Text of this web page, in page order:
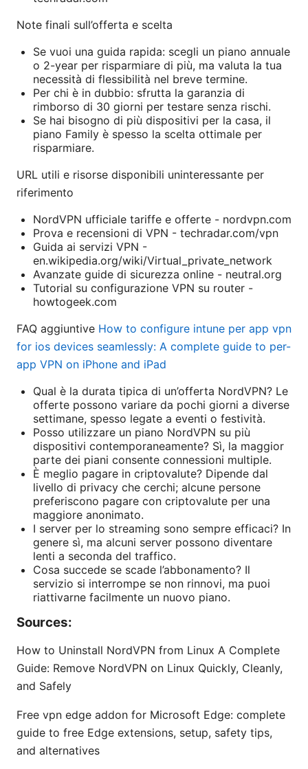
Note finali sull’offerta e scelta
Se vuoi una guida rapida: scegli un piano annuale
o 2-year per risparmiare di più, ma valuta la tua
necessità di flessibilità nel breve termine.
Per chi è in dubbio: sfrutta la garanzia di
rimborso di 30 giorni per testare senza rischi.
Se hai bisogno di più dispositivi per la casa, il
piano Family è spesso la scelta ottimale per
risparmiare.
URL utili e risorse disponibili uninteressante per
riferimento
NordVPN ufficiale tariffe e offerte - nordvpn.com
Prova e recensioni di VPN - techradar.com/vpn
Guida ai servizi VPN -
en.wikipedia.org/wiki/Virtual_private_network
Avanzate guide di sicurezza online - neutral.org
Tutorial su configurazione VPN su router -
howtogeek.com
FAQ aggiuntive How to configure intune per app vpn
for ios devices seamlessly: A complete guide to per-
app VPN on iPhone and iPad
Qual è la durata tipica di un’offerta NordVPN? Le
offerte possono variare da pochi giorni a diverse
settimane, spesso legate a eventi o festività.
Posso utilizzare un piano NordVPN su più
dispositivi contemporaneamente? Sì, la maggior
parte dei piani consente connessioni multiple.
È meglio pagare in criptovalute? Dipende dal
livello di privacy che cerchi; alcune persone
preferiscono pagare con criptovalute per una
maggiore anonimato.
I server per lo streaming sono sempre efficaci? In
genere sì, ma alcuni server possono diventare
lenti a seconda del traffico.
Cosa succede se scade l’abbonamento? Il
servizio si interrompe se non rinnovi, ma puoi
riattivarne facilmente un nuovo piano.
Sources:
How to Uninstall NordVPN from Linux A Complete
Guide: Remove NordVPN on Linux Quickly, Cleanly,
and Safely
Free vpn edge addon for Microsoft Edge: complete
guide to free Edge extensions, setup, safety tips,
and alternatives